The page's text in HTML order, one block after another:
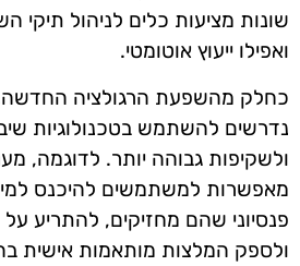
שונות מציעות כלים לניהול תיקי
ואפילו ייעוץ אוטומטי.
כחלק מהשפעת הרגולציה החדשה,
נדרשים להשתמש בטכנולוגיות
ולשקיפות גבוהה יותר. לדוגמה,
מאפשרות למשתמשים להיכנס
פנסיוני שהם מחזיקים, להתריע על
ולספק המלצות מותאמות אישית